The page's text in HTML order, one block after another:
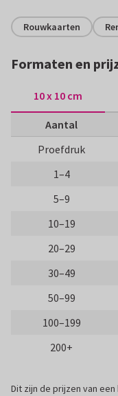
Rouwkaarten
Formaten en
10 x 10 cm
Aantal
Proefdruk
1–4
5–9
10–19
20–29
30–49
50–99
100–199
200+
Dit zijn de prijzen van